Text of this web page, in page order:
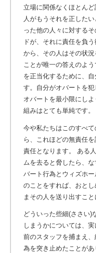
立場に関係なくほとん
人がもうそれを正した
った他の人々に対する
ドが、それに責任を負
から、その人はその状
ことが唯一の答えのよ
を正当化するために、
す。自分がオバートを
オバートを最小限にし
組みはとても単純です。
今や私たちはこのすべ
ら、これほどの無責任
責任となります。 ある
ムを去ると脅したら、
バート行為とウィズホ
のことをすれば、おと
まその人を送り出すこと
どういった些細(ささい)
しまうかについては、
前のスタッフを捕まえ
為を突き止めたことが